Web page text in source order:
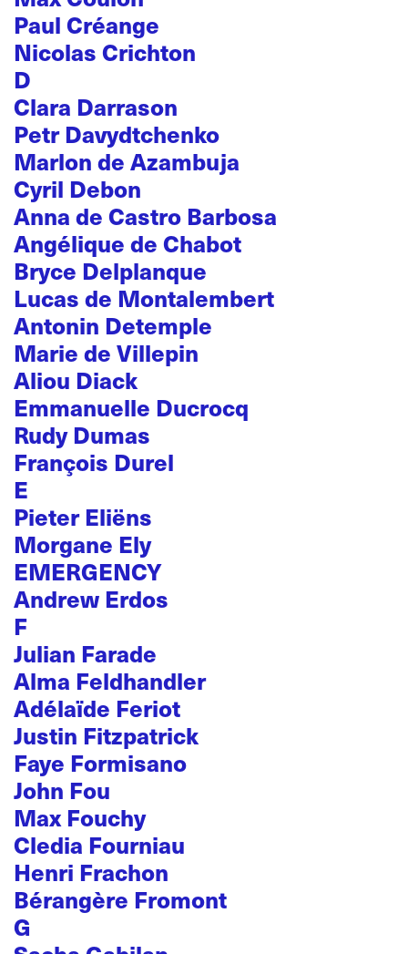
Paul Créange
Nicolas Crichton
D
Clara Darrason
Petr Davydtchenko
Marlon de Azambuja
Cyril Debon
Anna de Castro Barbosa
Angélique de Chabot
Bryce Delplanque
Lucas de Montalembert
Antonin Detemple
Marie de Villepin
Aliou Diack
Emmanuelle Ducrocq
Rudy Dumas
François Durel
E
Pieter Eliëns
Morgane Ely
EMERGENCY
Andrew Erdos
F
Julian Farade
Alma Feldhandler
Adélaïde Feriot
Justin Fitzpatrick
Faye Formisano
John Fou
Max Fouchy
Cledia Fourniau
Henri Frachon
Bérangère Fromont
G